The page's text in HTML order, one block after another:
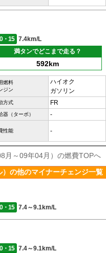
・15
7.4km/L
満タンでどこまで走る？
592km
燃料
ジン
ハイオク
ガソリン
方式 FR
器（ターボ） -
性能 -
月～09年04月）の燃費TOPへ
の他のマイナーチェンジ一覧
・15 7.4～9.1km/L
・15 7.4～9.1km/L